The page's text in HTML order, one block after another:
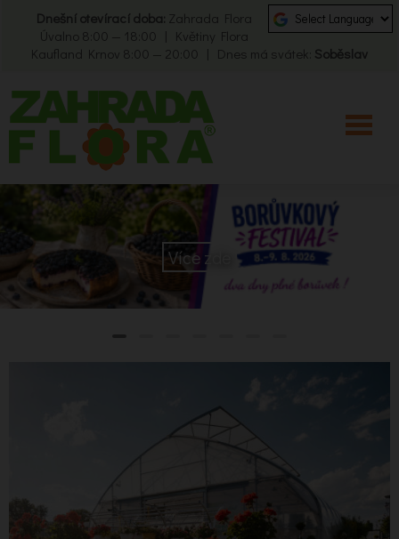
Dnešní otevírací doba: Zahrada Flora
Úvalno 8:00 — 18:00 | Květiny Flora
Kaufland Krnov 8:00 — 20:00 | Dnes má svátek: Soběslav
Více zde